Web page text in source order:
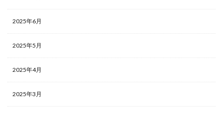
2025年6月
2025年5月
2025年4月
2025年3月